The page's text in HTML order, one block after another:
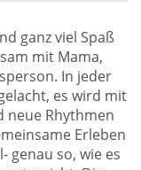
ganz viel Spaß
mit Mama,
In jeder
es wird mit
neue Rhythmen
Erleben
genau so, wie es